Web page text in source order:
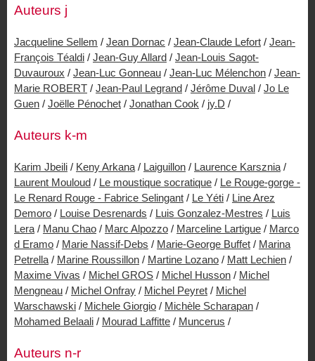
Auteurs j
Jacqueline Sellem / Jean Dornac / Jean-Claude Lefort / Jean-
François Téaldi / Jean-Guy Allard / Jean-Louis Sagot-
Duvauroux / Jean-Luc Gonneau / Jean-Luc Mélenchon / Jean-
Marie ROBERT / Jean-Paul Legrand / Jérôme Duval / Jo Le
Guen / Joëlle Pénochet / Jonathan Cook / jy.D /
Auteurs k-m
Karim Jbeili / Keny Arkana / Laiguillon / Laurence Karsznia /
Laurent Mouloud / Le moustique socratique / Le Rouge-gorge -
Le Renard Rouge - Fabrice Selingant / Le Yéti / Line Arez
Demoro / Louise Desrenards / Luis Gonzalez-Mestres / Luis
Lera / Manu Chao / Marc Alpozzo / Marceline Lartigue / Marco
d Eramo / Marie Nassif-Debs / Marie-George Buffet / Marina
Petrella / Marine Roussillon / Martine Lozano / Matt Lechien /
Maxime Vivas / Michel GROS / Michel Husson / Michel
Mengneau / Michel Onfray / Michel Peyret / Michel
Warschawski / Michele Giorgio / Michèle Scharapan /
Mohamed Belaali / Mourad Laffitte / Muncerus /
Auteurs n-r